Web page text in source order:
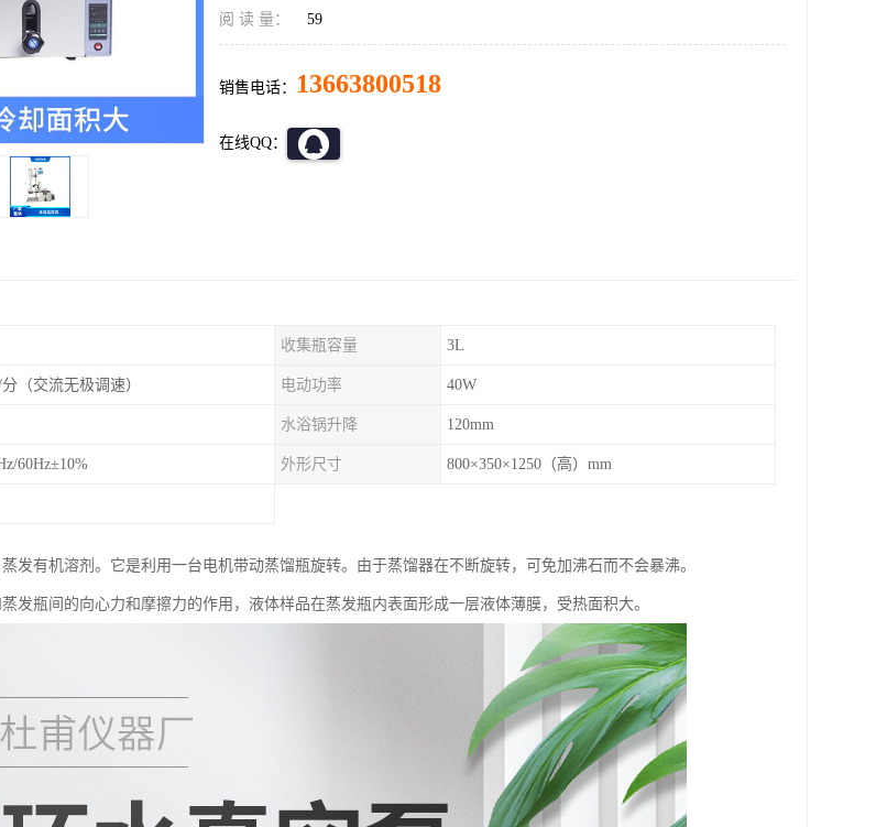
阅 读 量： 59
销售电话： 13663800518
在线QQ：
收集瓶容量 3L
（交流无极调速） 电动功率 40W
水浴锅升降 120mm
60Hz±10% 外形尺寸 800×350×1250（高）mm
发有机溶剂。它是利用一台电机带动蒸馏瓶旋转。由于蒸馏器在不断旋转，可免加沸石而不会暴沸。
发瓶间的向心力和摩擦力的作用，液体样品在蒸发瓶内表面形成一层液体薄膜，受热面积大。